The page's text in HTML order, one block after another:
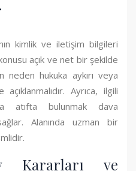
kimlik ve iletişim bilgileri
açık ve net bir şekilde
neden hukuka aykırı veya
Ayrıca, ilgili
atıfta bulunmak dava
Alanında uzman bir
Kararları ve